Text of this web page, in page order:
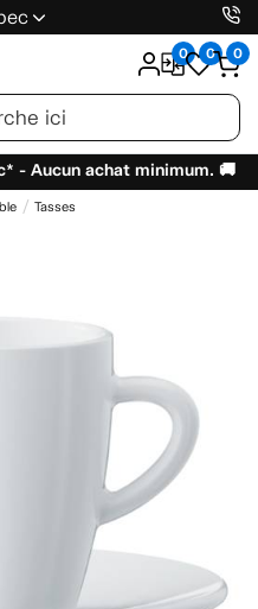
0 0 0
- Aucun achat minimum. 🚚
Tasses